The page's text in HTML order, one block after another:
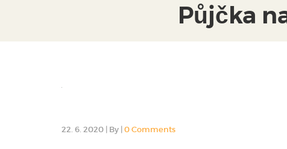
Půjčka
22. 6. 2020 | By | 0 Comments